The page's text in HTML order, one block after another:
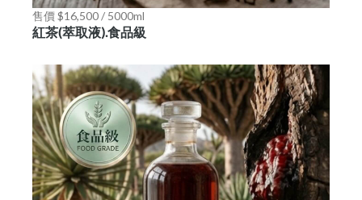
售價 $16,500 / 5000ml
紅茶(萃取液).食品級